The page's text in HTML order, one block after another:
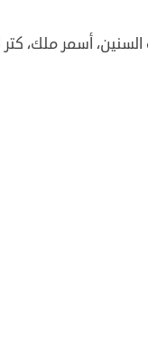
أسمر ملك، كتر